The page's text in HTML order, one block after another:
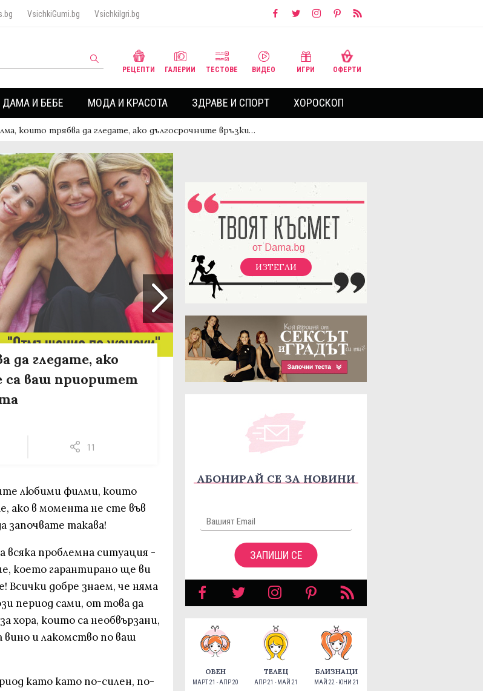
VsichkiGumi.bg VsichkiIgri.bg
РЕЦЕПТИ ГАЛЕРИИ ТЕСТОВЕ ВИДЕО ИГРИ ОФЕРТИ
ДАМА И БЕБЕ МОДА И КРАСОТА ЗДРАВЕ И СПОРТ ХОРОСКОП
които трябва да гледате, ако дългосрочните връзки…
да гледате, ако
са ваш приоритет
11
любими филми, които
ако в момента не сте във
започвате такава!
всяка проблемна ситуация -
което гарантирано ще ви
Всички добре знаем, че няма
период сами, от това да
хора, които са необвързани,
вино и лакомство по ваш
като като по-силен, по-
ИЗТЕГЛИ
АБОНИРАЙ СЕ ЗА НОВИНИ
ЗАПИШИ СЕ
ОВЕН
МАРТ 21 - АПР 20
ТЕЛЕЦ
АПР 21 - МАЙ 21
БЛИЗНАЦИ
МАЙ 22 - ЮНИ 21